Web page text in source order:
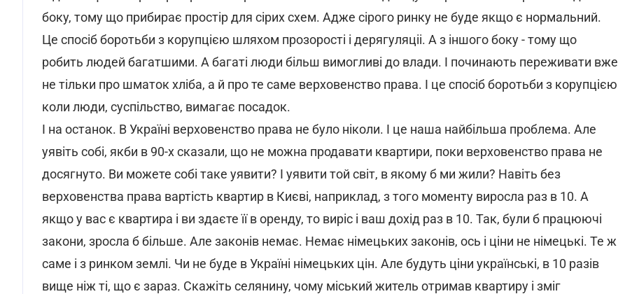
боку, тому що прибирає простір для сірих схем. Адже сірого ринку не буде якщо є нормальний.
Це спосіб боротьби з корупцією шляхом прозорості і дерягуляціі. А з іншого боку - тому що
робить людей багатшими. А багаті люди більш вимогливі до влади. І починають переживати вже
не тільки про шматок хліба, а й про те саме верховенство права. І це спосіб боротьби з корупцією
коли люди, суспільство, вимагає посадок.
І на останок. В Україні верховенство права не було ніколи. І це наша найбільша проблема. Але
уявіть собі, якби в 90-х сказали, що не можна продавати квартири, поки верховенство права не
досягнуто. Ви можете собі таке уявити? І уявити той світ, в якому б ми жили? Навіть без
верховенства права вартість квартир в Києві, наприклад, з того моменту виросла раз в 10. А
якщо у вас є квартира і ви здаєте її в оренду, то виріс і ваш дохід раз в 10. Так, були б працюючі
закони, зросла б більше. Але законів немає. Немає німецьких законів, ось і ціни не німецькі. Те ж
саме і з ринком землі. Чи не буде в Україні німецьких цін. Але будуть ціни українські, в 10 разів
вище ніж ті, що є зараз. Скажіть селянину, чому міський житель отримав квартиру і зміг